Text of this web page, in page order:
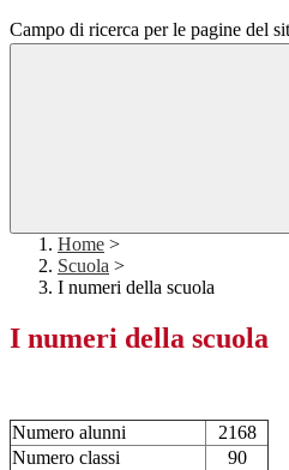
Campo di ricerca per le pagine del
Home >
Scuola >
I numeri della scuola
I numeri della scuola
Numero alunni
2168
Numero classi
90